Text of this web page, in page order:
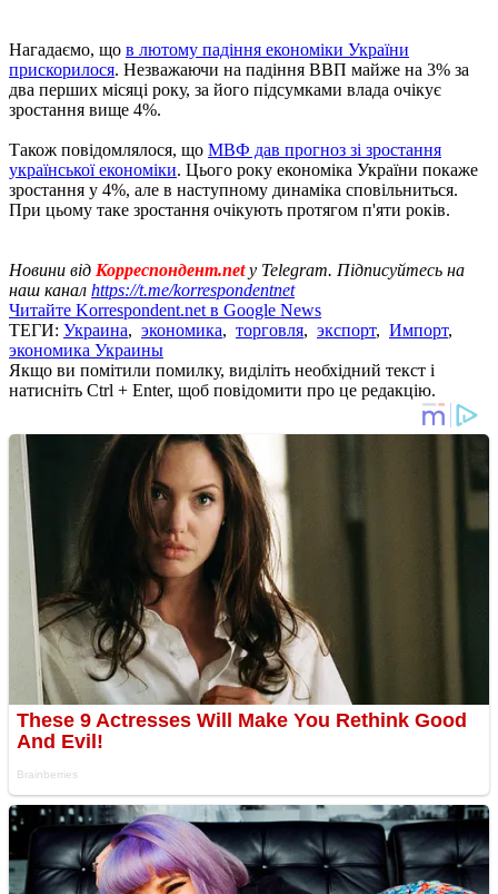
Нагадаємо, що в лютому падіння економіки України
прискорилося. Незважаючи на падіння ВВП майже на 3% за
два перших місяці року, за його підсумками влада очікує
зростання вище 4%.
Також повідомлялося, що МВФ дав прогноз зі зростання
української економіки. Цього року економіка України покаже
зростання у 4%, але в наступному динаміка сповільниться.
При цьому таке зростання очікують протягом п'яти років.
Новини від Корреспондент.netу Telegram. Підписуйтесь на
наш канал https://t.me/korrespondentnet
Читайте Korrespondent.net в Google News
ТЕГИ: Украина, экономика, торговля, экспорт, Импорт,
экономика Украины
Якщо ви помітили помилку, виділіть необхідний текст і
натисніть Ctrl + Enter, щоб повідомити про це редакцію.